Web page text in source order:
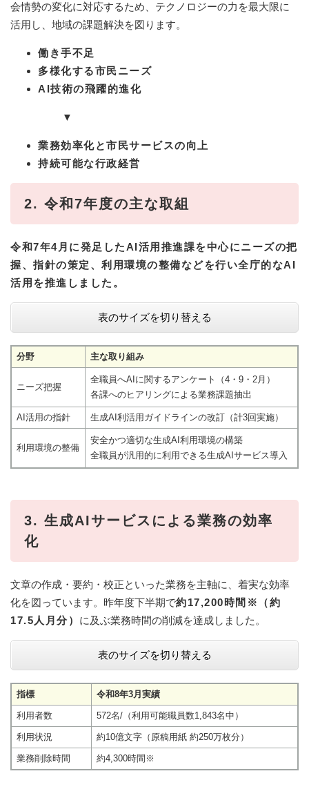
会情勢の変化に対応するため、テクノロジーの力を最大限に
活用し、地域の課題解決を図ります。
働き手不足
多様化する市民ニーズ
AI技術の飛躍的進化
▼
業務効率化と市民サービスの向上
持続可能な行政経営
2. 令和7年度の主な取組
令和7年4月に発足したAI活用推進課を中心にニーズの把
握、指針の策定、利用環境の整備などを行い全庁的なAI
活用を推進しました。
表のサイズを切り替える
分野 主な取り組み
ニーズ把握
全職員へAIに関するアンケート（4・9・2月）
各課へのヒアリングによる業務課題抽出
AI活用の指針 生成AI利活用ガイドラインの改訂（計3回実施）
利用環境の整備
安全かつ適切な生成AI利用環境の構築
全職員が汎用的に利用できる生成AIサービス導入
3. 生成AIサービスによる業務の効率
化
文章の作成・要約・校正といった業務を主軸に、着実な効率
化を図っています。昨年度下半期で約17,200時間※（約
17.5人月分） に及ぶ業務時間の削減を達成しました。
表のサイズを切り替える
指標 令和8年3月実績
利用者数 572名/（利用可能職員数1,843名中）
利用状況 約10億文字（原稿用紙 約250万枚分）
業務削除時間 約4,300時間※